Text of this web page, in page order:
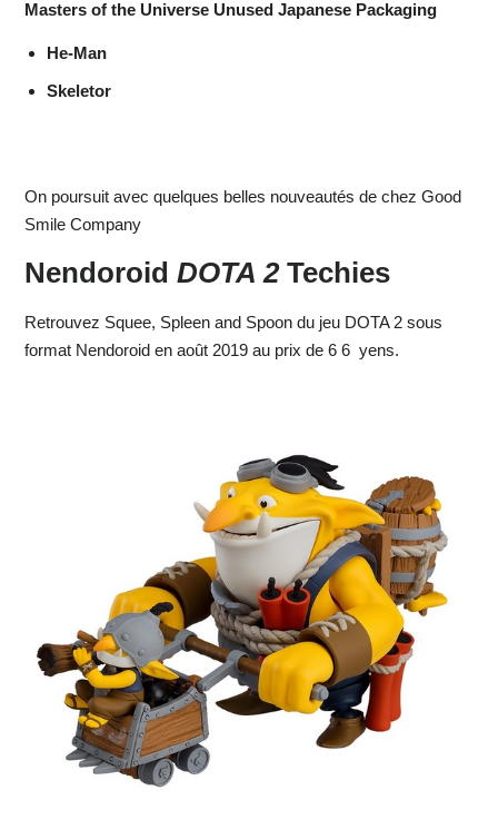
Masters of the Universe Unused Japanese Packaging
He-Man
Skeletor
On poursuit avec quelques belles nouveautés de chez Good
Smile Company
Nendoroid DOTA 2Techies
Retrouvez Squee, Spleen and Spoon du jeu DOTA 2 sous
format Nendoroid en août 2019 au prix de 6 6 yens.